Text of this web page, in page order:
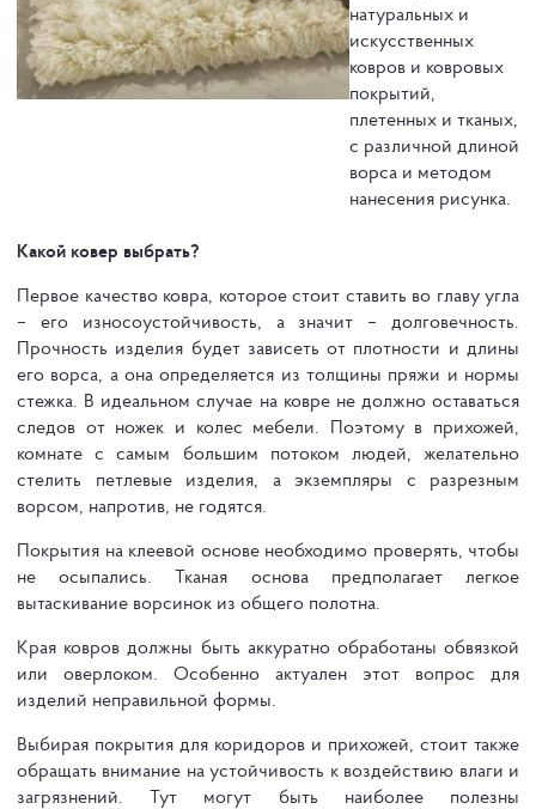
натуральных и
искусственных
ковров и ковровых
покрытий,
плетенных и тканых,
с различной длиной
ворса и методом
нанесения рисунка.
Какой ковер выбрать?
Первое качество ковра, которое стоит ставить во главу угла
– его износоустойчивость, а значит – долговечность.
Прочность изделия будет зависеть от плотности и длины
его ворса, а она определяется из толщины пряжи и нормы
стежка. В идеальном случае на ковре не должно оставаться
следов от ножек и колес мебели. Поэтому в прихожей,
комнате с самым большим потоком людей, желательно
стелить петлевые изделия, а экземпляры с разрезным
ворсом, напротив, не годятся.
Покрытия на клеевой основе необходимо проверять, чтобы
не осыпались. Тканая основа предполагает легкое
вытаскивание ворсинок из общего полотна.
Края ковров должны быть аккуратно обработаны обвязкой
или оверлоком. Особенно актуален этот вопрос для
изделий неправильной формы.
Выбирая покрытия для коридоров и прихожей, стоит также
обращать внимание на устойчивость к воздействию влаги и
загрязнений. Тут могут быть наиболее полезны